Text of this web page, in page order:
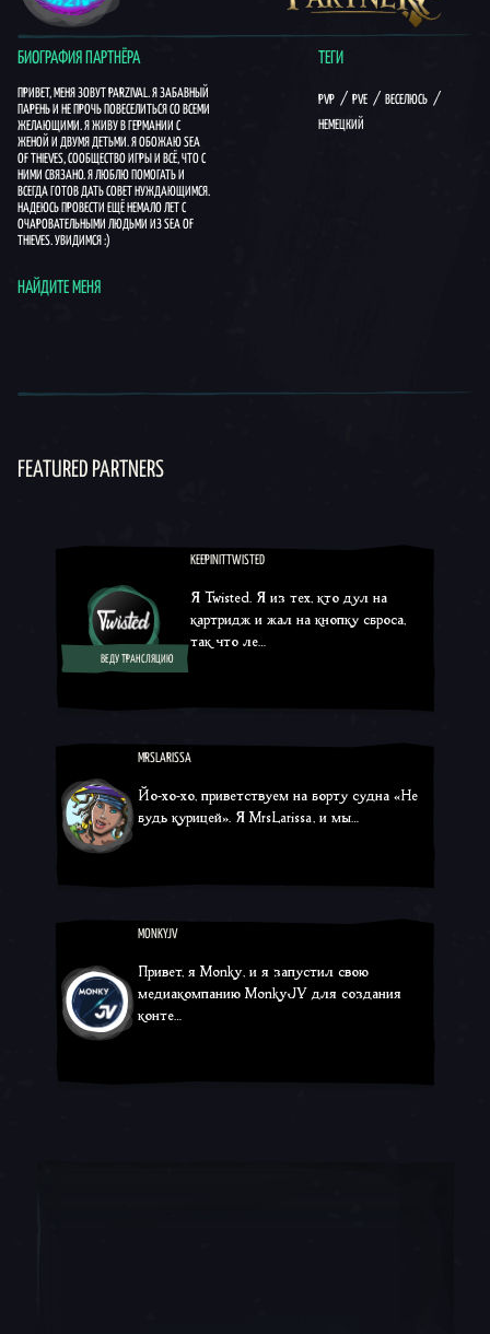
БИОГРАФИЯ ПАРТНЁРА
ПРИВЕТ, МЕНЯ ЗОВУТ PARZIVAL. Я ЗАБАВНЫЙ
ПАРЕНЬ И НЕ ПРОЧЬ ПОВЕСЕЛИТЬСЯ СО ВСЕМИ
ЖЕЛАЮЩИМИ. Я ЖИВУ В ГЕРМАНИИ С
ЖЕНОЙ И ДВУМЯ ДЕТЬМИ. Я ОБОЖАЮ SEA
OF THIEVES, СООБЩЕСТВО ИГРЫ И ВСЁ, ЧТО С
НИМИ СВЯЗАНО. Я ЛЮБЛЮ ПОМОГАТЬ И
ВСЕГДА ГОТОВ ДАТЬ СОВЕТ НУЖДАЮЩИМСЯ.
НАДЕЮСЬ ПРОВЕСТИ ЕЩЁ НЕМАЛО ЛЕТ С
ОЧАРОВАТЕЛЬНЫМИ ЛЮДЬМИ ИЗ SEA OF
THIEVES. УВИДИМСЯ :)
НАЙДИТЕ МЕНЯ
ТЕГИ
PVP PVE
ВЕСЕЛЮСЬ
НЕМЕЦКИЙ
FEATURED PARTNERS
ВЕДУ ТРАНСЛЯЦИЮ
KEEPINITTWISTED
Я Twisted. Я из тех, кто дул на
картридж и жал на кнопку сброса,
так что ле…
MRSLARISSA
Йо-хо-хо, приветствуем на борту судна «Не
будь курицей». Я MrsLarissa, и мы…
MONKYJV
Привет, я Monky, и я запустил свою
медиакомпанию MonkyJV для создания
конте…